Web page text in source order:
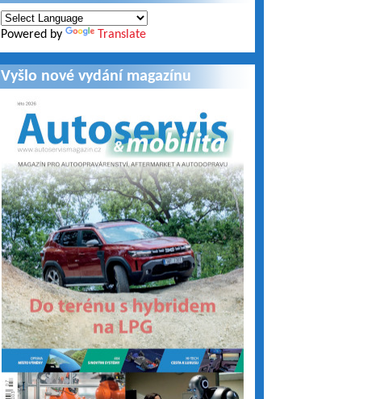
Powered by Translate
Vyšlo nové vydání magazínu